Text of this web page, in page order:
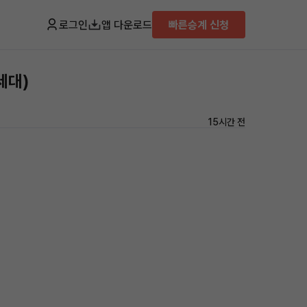
로그인 앱 다운로드 빠른승계 신청
대)
15시간 전